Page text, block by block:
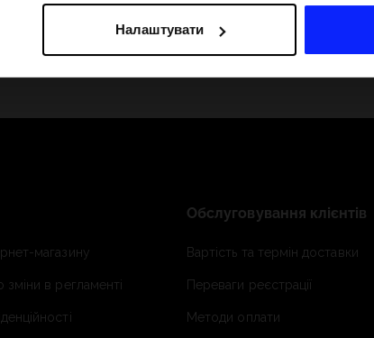
в нашійПолітиці конфіденційностіта в розділі
Налаштувати
магазину
зміни в регламенті
Обслуговування клієнтів
Вартість та термін доставки
Переваги реєстрації
Методи оплати